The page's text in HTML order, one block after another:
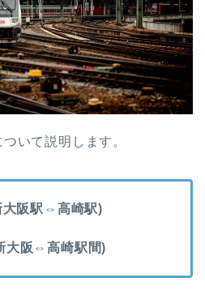
いて説明します。
大阪駅⇔高崎駅)
大阪⇔高崎駅間)